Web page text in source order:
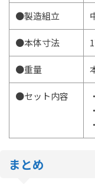
●製造組立
●本体寸法
●重量
●セット内容
まとめ